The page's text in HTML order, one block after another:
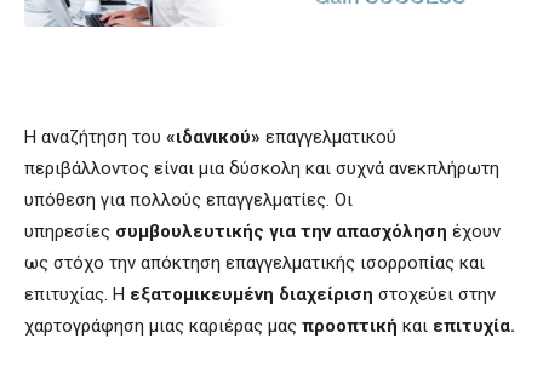
Η αναζήτηση του «ιδανικού» επαγγελματικού
περιβάλλοντος είναι μια δύσκολη και συχνά ανεκπλήρωτη
υπόθεση για πολλούς επαγγελματίες. Οι
υπηρεσίες συμβουλευτικής για την απασχόληση έχουν
ως στόχο την απόκτηση επαγγελματικής ισορροπίας και
επιτυχίας. Η εξατομικευμένη διαχείριση στοχεύει στην
χαρτογράφηση μιας καριέρας μας προοπτική και επιτυχία.